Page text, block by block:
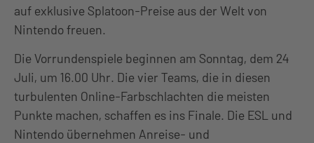
auf exklusive Splatoon-Preise aus der Welt von
Nintendo freuen.
Die Vorrundenspiele beginnen am Sonntag, dem 24
Juli, um 16.00 Uhr. Die vier Teams, die in diesen
turbulenten Online-Farbschlachten die meisten
Punkte machen, schaffen es ins Finale. Die ESL und
Nintendo übernehmen Anreise- und